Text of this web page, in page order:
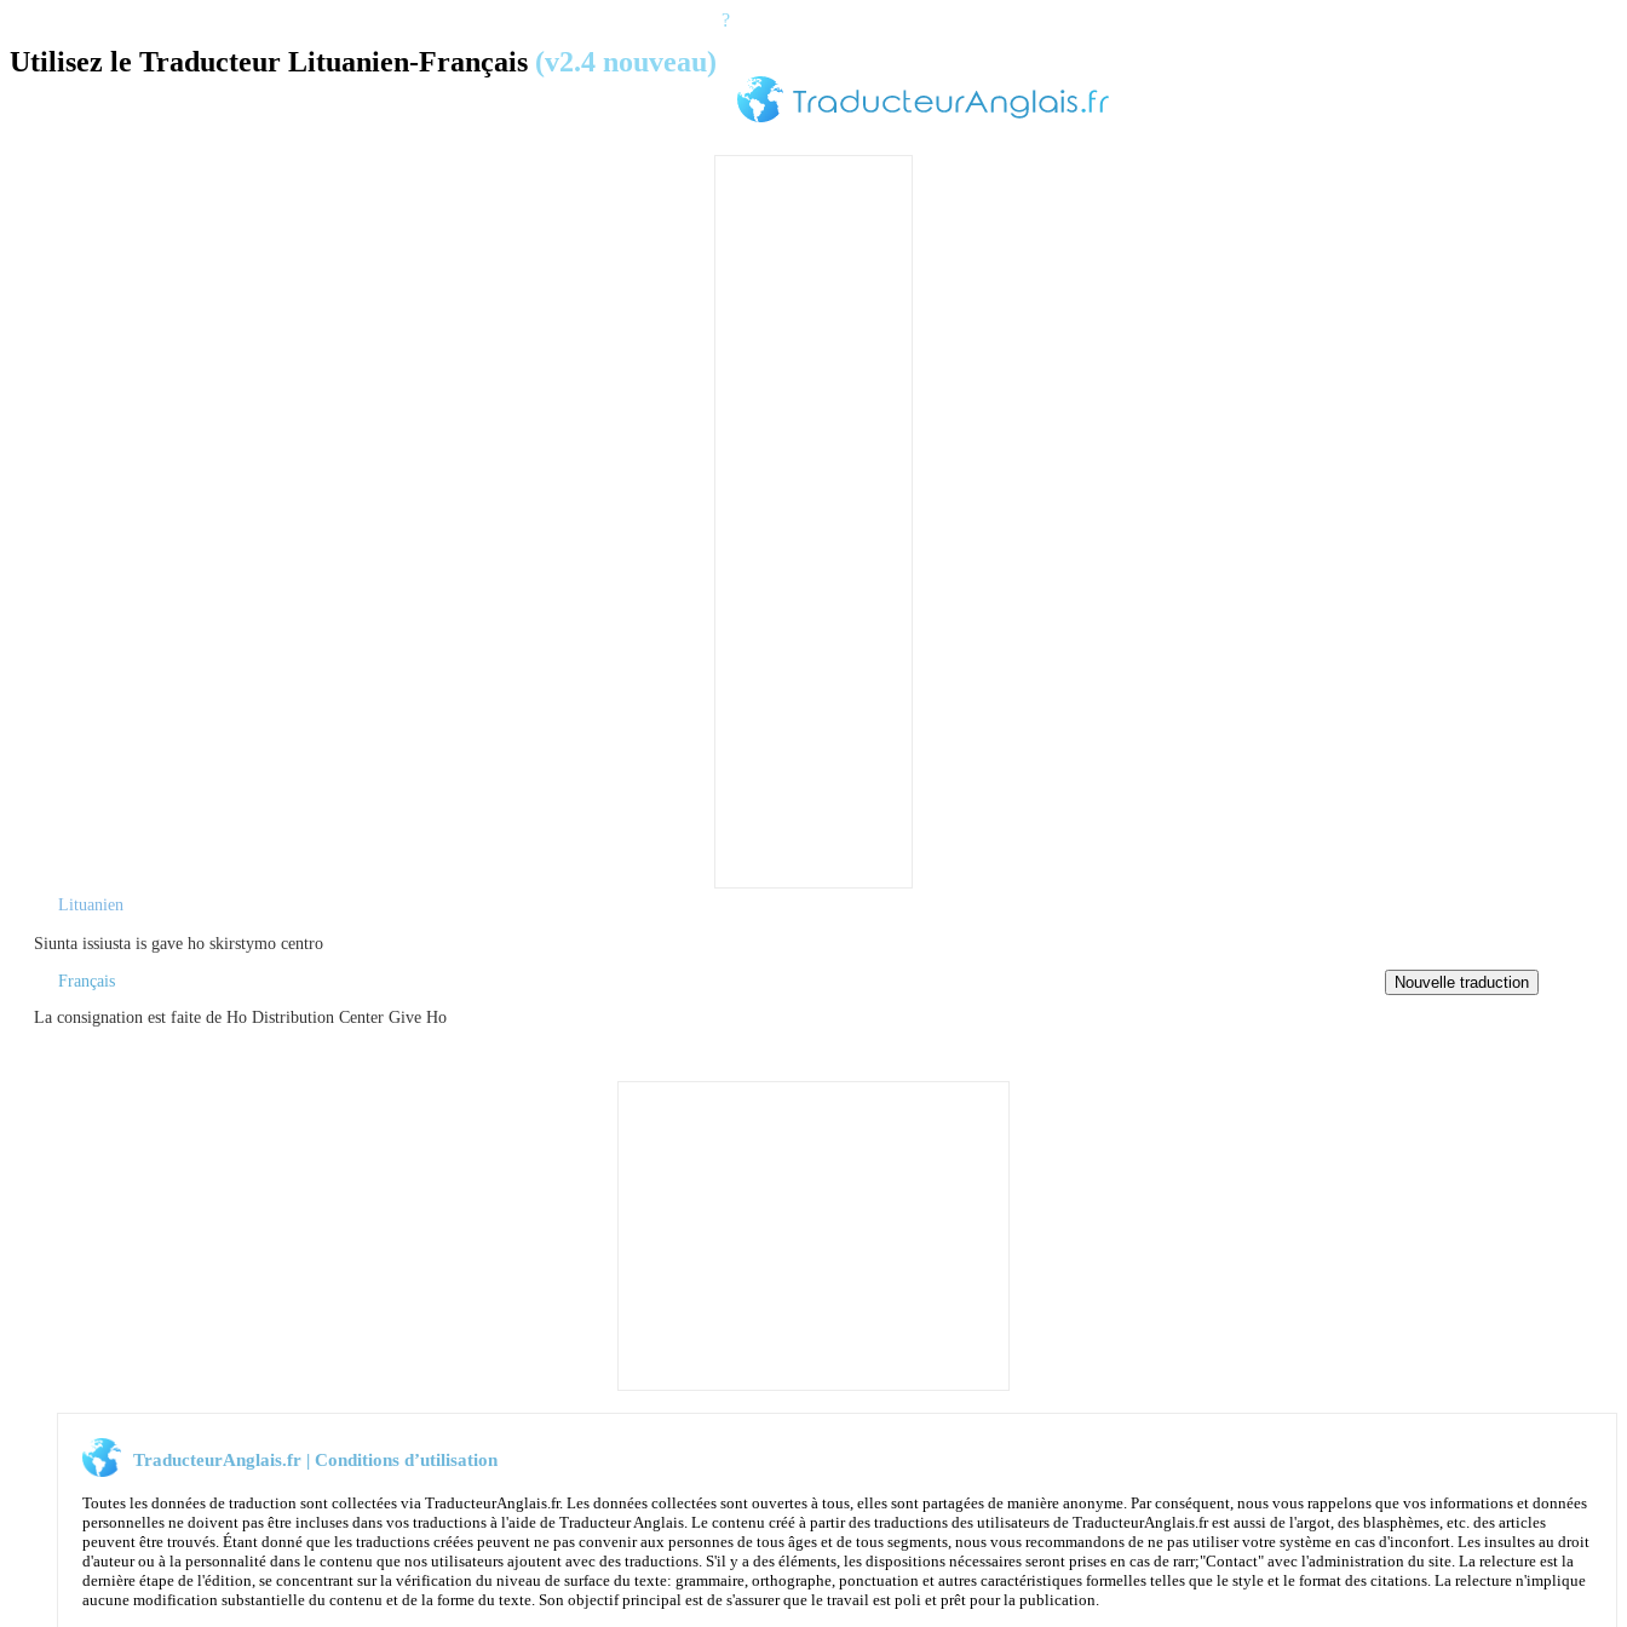
Utilisez le Traducteur Lituanien-Français (v2.4 nouveau)
?
Lituanien
Siunta issiusta is gave ho skirstymo centro
Français
La consignation est faite de Ho Distribution Center Give Ho
TraducteurAnglais.fr | Conditions d’utilisation
Toutes les données de traduction sont collectées via TraducteurAnglais.fr. Les données collectées sont ouvertes à tous, elles sont partagées de manière anonyme. Par conséquent, nous vous rappelons que vos informations et données
personnelles ne doivent pas être incluses dans vos traductions à l'aide de Traducteur Anglais. Le contenu créé à partir des traductions des utilisateurs de TraducteurAnglais.fr est aussi de l'argot, des blasphèmes, etc. des articles
peuvent être trouvés. Étant donné que les traductions créées peuvent ne pas convenir aux personnes de tous âges et de tous segments, nous vous recommandons de ne pas utiliser votre système en cas d'inconfort. Les insultes au droit
d'auteur ou à la personnalité dans le contenu que nos utilisateurs ajoutent avec des traductions. S'il y a des éléments, les dispositions nécessaires seront prises en cas de rarr;"Contact" avec l'administration du site. La relecture est la
dernière étape de l'édition, se concentrant sur la vérification du niveau de surface du texte: grammaire, orthographe, ponctuation et autres caractéristiques formelles telles que le style et le format des citations. La relecture n'implique
aucune modification substantielle du contenu et de la forme du texte. Son objectif principal est de s'assurer que le travail est poli et prêt pour la publication.